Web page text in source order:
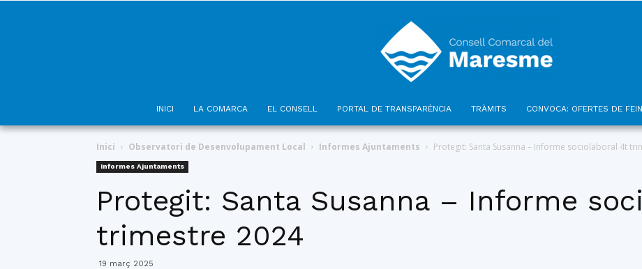
INICI LA COMARCA EL CONSELL PORTAL DE TRANSPARÈNCIA TRÀMITS CONVOCA: OFERTES DE
Inici Observatori de Desenvolupament Local Informes Ajuntaments Protegit: Santa Susanna – Informe sociolaboral 4t
Informes Ajuntaments
Protegit: Santa Susanna – Informe
trimestre 2024
19 març 2025